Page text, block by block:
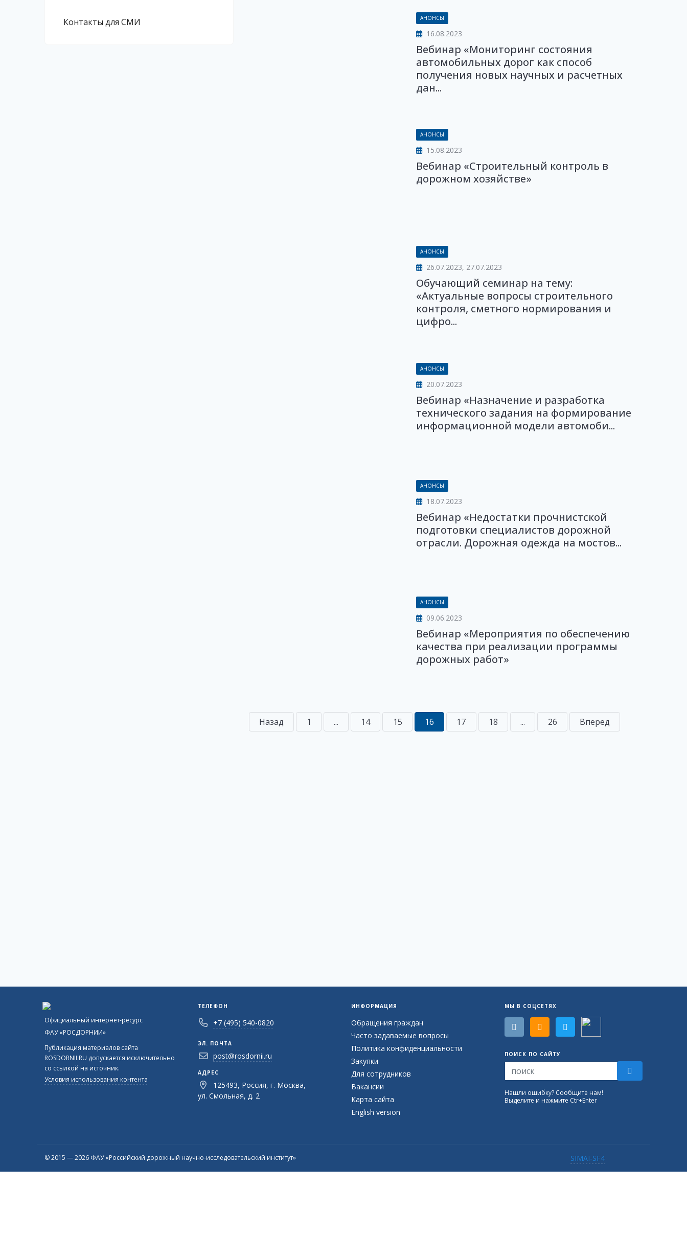
Контакты для СМИ АНОНСЫ
16.08.2023
Вебинар «Мониторинг состояния
автомобильных дорог как способ
получения новых научных и расчетных
дан...
АНОНСЫ
15.08.2023
Вебинар «Строительный контроль в
дорожном хозяйстве»
АНОНСЫ
26.07.2023, 27.07.2023
Обучающий семинар на тему:
«Актуальные вопросы строительного
контроля, сметного нормирования и
цифро...
АНОНСЫ
20.07.2023
Вебинар «Назначение и разработка
технического задания на формирование
информационной модели автомоби...
АНОНСЫ
18.07.2023
Вебинар «Недостатки прочнистской
подготовки специалистов дорожной
отрасли. Дорожная одежда на мостов...
АНОНСЫ
09.06.2023
Вебинар «Мероприятия по обеспечению
качества при реализации программы
дорожных работ»
Назад 1 ... 14 15 16 17 18 ... 26 Вперед
Официальный интернет-ресурс
ФАУ «РОСДОРНИИ»
Публикация материалов сайта
ROSDORNII.RU допускается исключительно
со ссылкой на источник.
Условия использования контента
ТЕЛЕФОН
+7 (495) 540-0820
ЭЛ. ПОЧТА
post@rosdornii.ru
АДРЕС
125493, Россия, г. Москва,
ул. Смольная, д. 2
ИНФОРМАЦИЯ
Обращения граждан
Часто задаваемые вопросы
Политика конфиденциальности
Закупки
Для сотрудников
Вакансии
Карта сайта
English version
МЫ В СОЦСЕТЯХ
ПОИСК ПО САЙТУ
Нашли ошибку? Сообщите нам!
Выделите и нажмите Ctr+Enter
© 2015 — 2026 ФАУ «Российский дорожный научно-исследовательский институт» SIMAI-SF4